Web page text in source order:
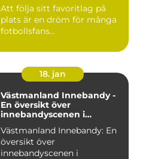
Att följa sitt favoritlag på
plats är en dröm för många
fotbollsfans...
18. jan
Västmanland Innebandy -
En översikt över
innebandyscenen i
Västmanland Innebandy: En
översikt över
innebandyscenen i